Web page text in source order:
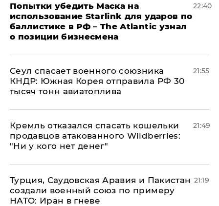
Попытки убедить Маска на
использование Starlink для ударов по
баллистике в РФ – The Atlantic узнал
о позиции бизнесмена
22:40
​Сеул спасает военного союзника
КНДР: Южная Корея отправила РФ 30
тысяч тонн авиатоплива
21:55
Кремль отказался спасать кошельки
продавцов атакованного Wildberries:
"Ни у кого нет денег"
21:49
Турция, Саудовская Аравия и Пакистан
создали военный союз по примеру
НАТО: Иран в гневе
21:19